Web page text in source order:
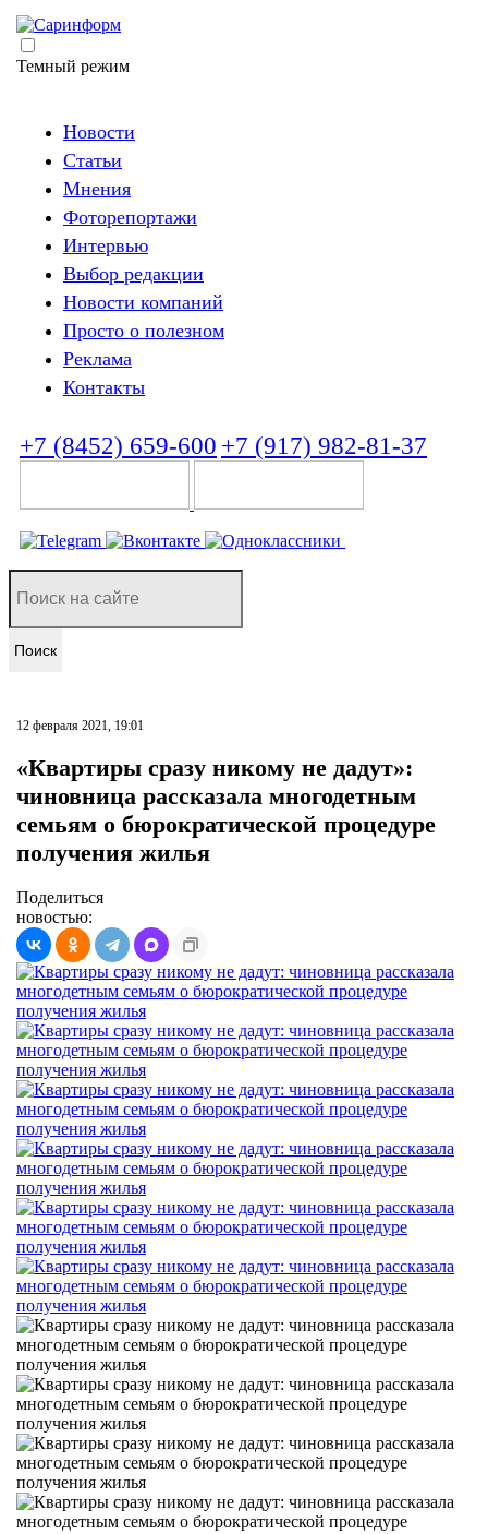
Темный режим
Новости
Статьи
Мнения
Фоторепортажи
Интервью
Выбор редакции
Новости компаний
Просто о полезном
Реклама
Контакты
+7 (8452) 659-600 +7 (917) 982-81-37
Поиск
12 февраля 2021, 19:01
«Квартиры сразу никому не дадут»:
чиновница рассказала многодетным
семьям о бюрократической процедуре
получения жилья
Поделиться
новостью: